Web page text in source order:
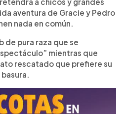
aventura de Gracie y Pedro
nada en común.
de pura raza que se
mientras que
rescatado que prefiere su